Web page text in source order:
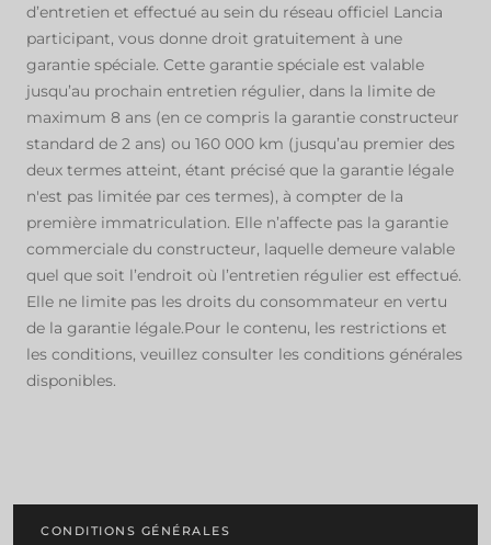
d’entretien et effectué au sein du réseau officiel Lancia
participant, vous donne droit gratuitement à une
garantie spéciale. Cette garantie spéciale est valable
jusqu’au prochain entretien régulier, dans la limite de
maximum 8 ans (en ce compris la garantie constructeur
standard de 2 ans) ou 160 000 km (jusqu’au premier des
deux termes atteint, étant précisé que la garantie légale
n'est pas limitée par ces termes), à compter de la
première immatriculation. Elle n’affecte pas la garantie
commerciale du constructeur, laquelle demeure valable
quel que soit l’endroit où l’entretien régulier est effectué.
Elle ne limite pas les droits du consommateur en vertu
de la garantie légale.Pour le contenu, les restrictions et
les conditions, veuillez consulter les conditions générales
disponibles.
CONDITIONS GÉNÉRALES